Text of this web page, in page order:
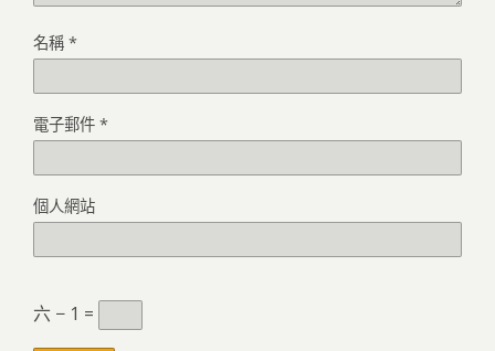
名稱 *
電子郵件 *
個人網站
六 − 1 =